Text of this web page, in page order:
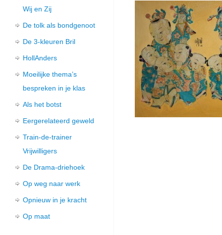
Wij en Zij
De tolk als bondgenoot
De 3-kleuren Bril
HollAnders
Moeilijke thema’s
bespreken in je klas
Als het botst
Eergerelateerd geweld
Train-de-trainer
Vrijwilligers
De Drama-driehoek
Op weg naar werk
Opnieuw in je kracht
Op maat